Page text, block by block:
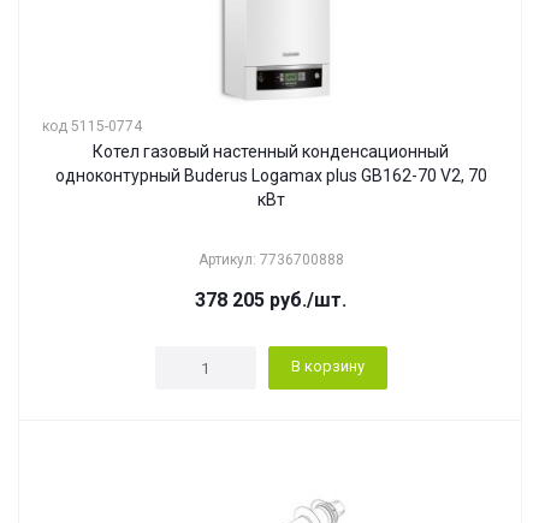
код 5115-0774
Котел газовый настенный конденсационный
одноконтурный Buderus Logamax plus GB162-70 V2, 70
кВт
Артикул: 7736700888
378 205 руб./шт.
В корзину